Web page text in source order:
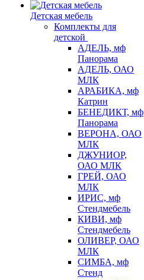
Детская мебель
Комплекты для
детской
АДЕЛЬ, мф
Панорама
АДЕЛЬ, ОАО
МЛК
АРАБИКА, мф
Катрин
БЕНЕДИКТ, мф
Панорама
ВЕРОНА, ОАО
МЛК
ДЖУНИОР,
ОАО МЛК
ГРЕЙ, ОАО
МЛК
ИРИС, мф
Стендмебель
КИВИ, мф
Стендмебель
ОЛИВЕР, ОАО
МЛК
СИМБА, мф
Стенд